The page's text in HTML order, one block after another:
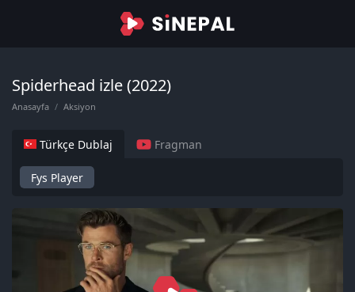
Spiderhead izle (2022)
Anasayfa Aksiyon
Türkçe Dublaj Fragman
Fys Player